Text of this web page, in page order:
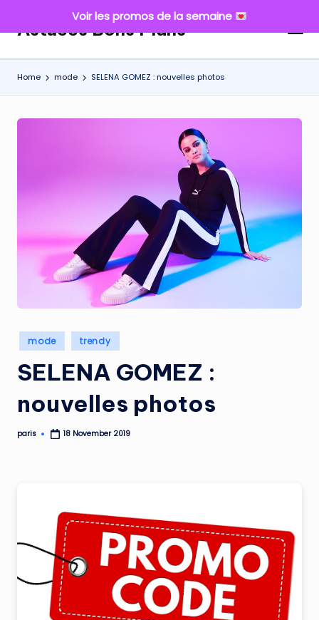
Skip
content
Astuces Bons Plans
Home mode SELENA GOMEZ : nouvelles photos
Posted
in
mode trendy
SELENA GOMEZ :
nouvelles photos
Posted
paris 18 November 2019
Voir les promos de la semaine